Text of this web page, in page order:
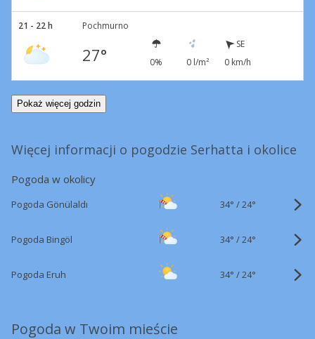
21 - 22 h Pochmurno
27° 0% 0 l/m²
SE
0 km/h
Pokaż więcej godzin
Więcej informacji o pogodzie Serhatta i okolice
Pogoda w okolicy
Pogoda Gönülaldı 34° /24°
Pogoda Bingöl 34° /24°
Pogoda Eruh 34° /24°
Pogoda w Twoim mieście